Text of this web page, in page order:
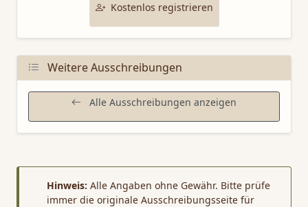
Kostenlos registrieren
Weitere Ausschreibungen
Alle Ausschreibungen anzeigen
Hinweis: Alle Angaben ohne Gewähr. Bitte prüfe
immer die originale Ausschreibungsseite für